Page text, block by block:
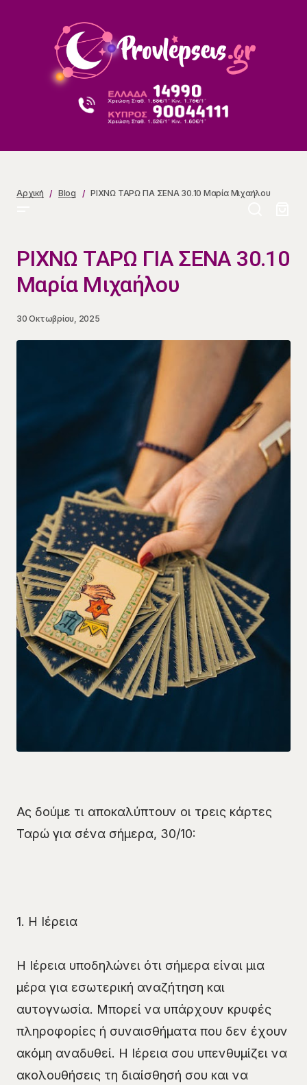
Αρχική Blog ΡΙΧΝΩ ΤΑΡΩ ΓΙΑ ΣΕΝΑ 30.10 Μαρία Μιχαήλου
ΡΙΧΝΩ ΤΑΡΩ ΓΙΑ ΣΕΝΑ 30.10
Μαρία Μιχαήλου
30 Οκτωβρίου, 2025
Ας δούμε τι αποκαλύπτουν οι τρεις κάρτες
Ταρώ για σένα σήμερα, 30/10:
1. Η Ιέρεια
Η Ιέρεια υποδηλώνει ότι σήμερα είναι μια
μέρα για εσωτερική αναζήτηση και
αυτογνωσία. Μπορεί να υπάρχουν κρυφές
πληροφορίες ή συναισθήματα που δεν έχουν
ακόμη αναδυθεί. Η Ιέρεια σου υπενθυμίζει να
ακολουθήσεις τη διαίσθησή σου και να